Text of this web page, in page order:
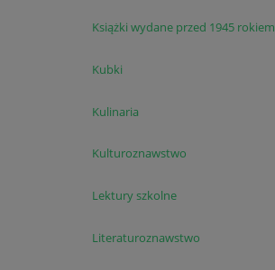
Książki wydane przed 1945 rokiem
Kubki
Kulinaria
Kulturoznawstwo
Lektury szkolne
Literaturoznawstwo